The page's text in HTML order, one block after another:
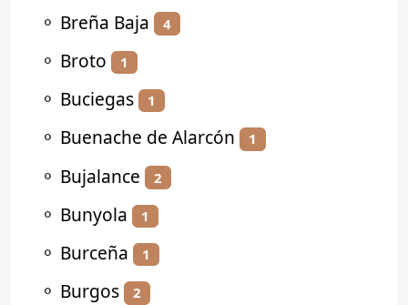
⚬ Breña Baja 4
⚬ Broto 1
⚬ Buciegas 1
⚬ Buenache de Alarcón 1
⚬ Bujalance 2
⚬ Bunyola 1
⚬ Burceña 1
⚬ Burgos 2